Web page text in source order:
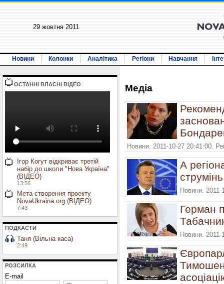
29 жовтня 2011
Новини Колонки Аналітика Регіони Навчання
ОСТАННI ВЛАСНI ВIДЕО
Ігор Когут відкриває третій
набір до школи "Нова Україна"
(ВІДЕО)
13:56
Мета створення проекту
NovaUkraina.org (ВІДЕО)
7:43
ПОДКАСТИ
Таня (Вільна каса)
2:49
РОЗСИЛКА
E-mail
Медiа
Новини. 2011-10-27 20:41:00.
А
Новини.
Герман
Новини.